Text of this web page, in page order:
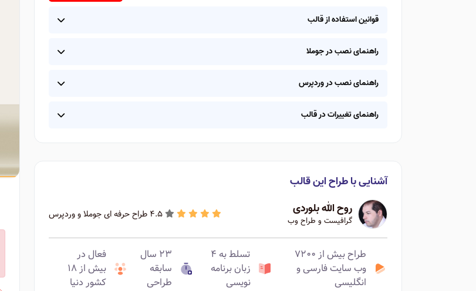
قوانین استفاده از قالب
راهنمای نصب در جوملا
راهنمای نصب در وردپرس
راهنمای تغییرات در قالب
آشنایی با طراح این قالب
روح الله بلوردی
گرافیست و طراح وب 4.5 طراح حرفه ای جوملا و وردپرس
طراح بیش از ۷۲۰۰
وب سایت فارسی و
انگلیسی
تسلط به ۴
زبان برنامه
نویسی
۲۳ سال
سابقه
طراحی
فعال در
بیش از ۱۸
کشور دنیا